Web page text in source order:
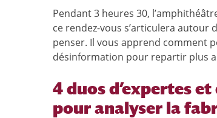
Pendant 3 heures 30,
ce rendez-vous s’articulera autour
penser. Il vous apprend comment
désinformation pour repartir plus
4 duos d’expertes
pour analyser la